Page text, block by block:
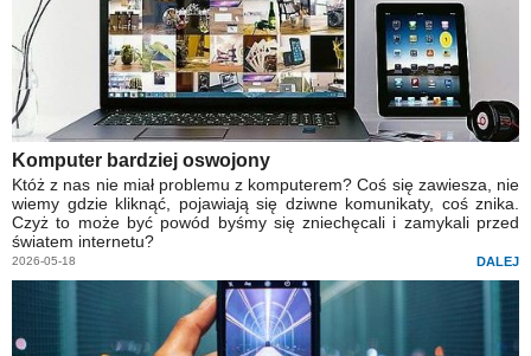
Komputer bardziej oswojony
Któż z nas nie miał problemu z komputerem? Coś się zawiesza, nie
wiemy gdzie kliknąć, pojawiają się dziwne komunikaty, coś znika.
Czyż to może być powód byśmy się zniechęcali i zamykali przed
światem internetu?
2026-05-18 DALEJ